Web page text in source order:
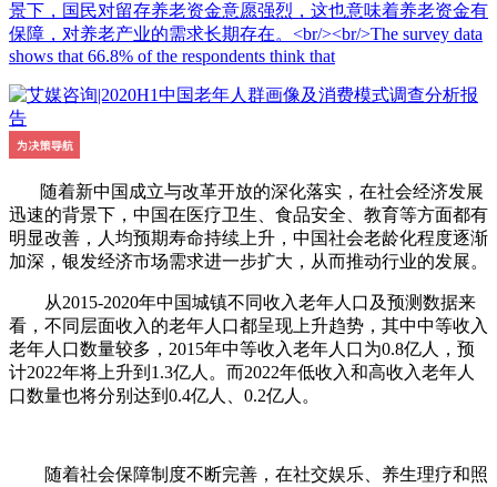
景下，国民对留存养老资金意愿强烈，这也意味着养老资金有
保障，对养老产业的需求长期存在。<br/><br/>The survey data
shows that 66.8% of the respondents think that
随着新中国成立与改革开放的深化落实，在社会经济发展
迅速的背景下，中国在医疗卫生、食品安全、教育等方面都有
明显改善，人均预期寿命持续上升，中国社会老龄化程度逐渐
加深，银发经济市场需求进一步扩大，从而推动行业的发展。
从2015-2020年中国城镇不同收入老年人口及预测数据来
看，不同层面收入的老年人口都呈现上升趋势，其中中等收入
老年人口数量较多，2015年中等收入老年人口为0.8亿人，预
计2022年将上升到1.3亿人。而2022年低收入和高收入老年人
口数量也将分别达到0.4亿人、0.2亿人。
随着社会保障制度不断完善，在社交娱乐、养生理疗和照